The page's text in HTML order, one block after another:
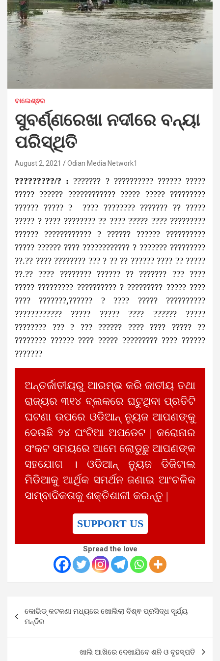
ବାଲେଶ୍ଵର
ସୁବର୍ଣ୍ଣରେଖା ନଦୀରେ ବନ୍ୟା
ପରିସ୍ଥିତି
August 2, 2021 Odian Media Network1
?????????/? : ??????? ? ?????????? ?????? ?????
????? ?????? ???????????? ????? ????? ?????????
?????? ????? ? ???? ???????? ??????? ?? ?????
????? ? ???? ???????? ?? ???? ????? ???? ?????????
?????? ???????????? ? ?????? ?????? ??????????
????? ?????? ???? ???????????? ? ??????? ?????????
??.?? ???? ???????? ??? ? ?? ?? ?????? ???? ?? ?????
??.?? ???? ???????? ?????? ?? ??????? ??? ????
????? ????????? ?????????? ? ????????? ????? ????
???? ???????,?????? ? ???? ????? ??????????
???????????? ????? ????? ???? ?????? ?????
???????? ??? ? ??? ?????? ???? ???? ????? ??
???????? ?????? ???? ????? ????????? ???? ??????
???????
ଅନ୍ତର୍ଜାତୀୟରୁ ଆରମ୍ଭ କରି ଜାତୀୟ ତଥା
ରାଜ୍ୟର ୩୧୪ ବ୍ଲକରେ ଘଟୁଥିବା ପ୍ରତିଟି
ଘଟଣା ଉପରେ ଓଡିଆନ୍ ନ୍ୟୁଜ ଆପଣଙ୍କୁ
ଦେଉଛି ୨୪ ଘଂଟିଆ ଅପଡେଟ | କରୋନାର
ସଂକଟ ସମୟରେ ଆମେ ଲୋଡୁଛୁ ଆପଣଙ୍କ
ସହଯୋଗ । ଓଡିଆନ୍ ନ୍ୟୁଜ ଡିଜିଟାଲ
ମିଡିଆକୁ ଆର୍ଥିକ ସମର୍ଥନ ଜଣାଇ ଆଂଚଳିକ
ସାମ୍ବାଦିକତାକୁ ଶକ୍ତିଶାଳୀ କରନ୍ତୁ |
SUPPORT US
Spread the love
navigation
କୋଭିଡ୍ କଟକଣା ମଧ୍ୟରେ ଖୋଲିଲା ବିଶ୍ଵ ପ୍ରସିଦ୍ଧ ସୂର୍ଯ୍ୟ
ମନ୍ଦିର
ଖାଲି ଆଖିରେ ଦେଖାଯିବେ ଶନି ଓ ବୃହସ୍ପତି